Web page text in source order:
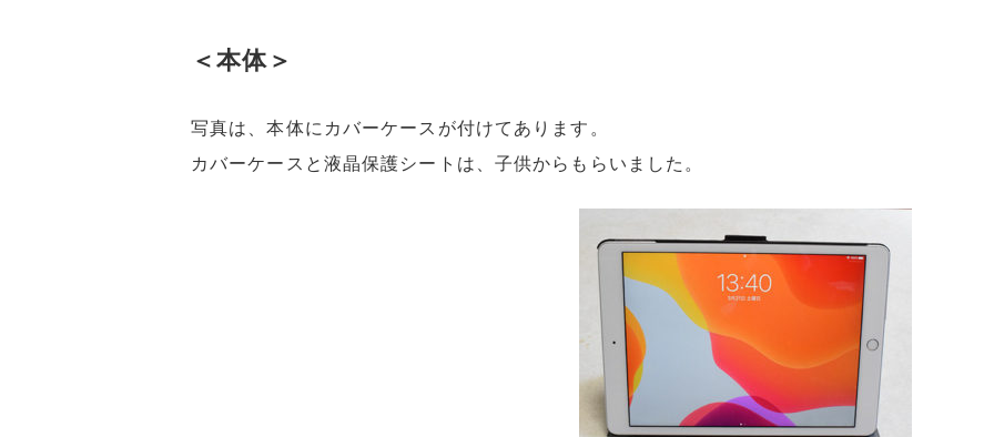
＜本体＞
写真は、本体にカバーケースが付けてあります。
カバーケースと液晶保護シートは、子供からもらいました。